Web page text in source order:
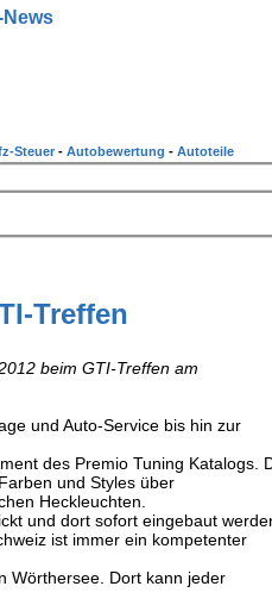
Treffen
beim GTI-Treffen am
und Auto-Service bis hin zur
des Premio Tuning Katalogs.
und Styles über
Heckleuchten.
und dort sofort eingebaut
ist immer ein kompetenter
Wörthersee. Dort kann jeder
Steuer - Autobewertung - Autoteile